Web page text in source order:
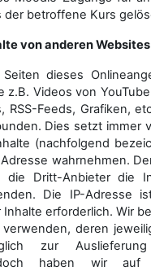
der betroffene Kurs
von anderen Websites
dieses
z.B. Videos von
RSS-Feeds, Grafiken,
Dies setzt immer
(nachfolgend
wahrnehmen.
die Dritt-Anbieter die
Die IP-Adresse
Inhalte erforderlich. Wir
deren
zur
haben wir auf